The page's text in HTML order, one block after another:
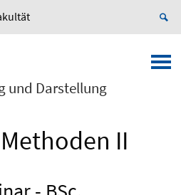
und Darstellung
II